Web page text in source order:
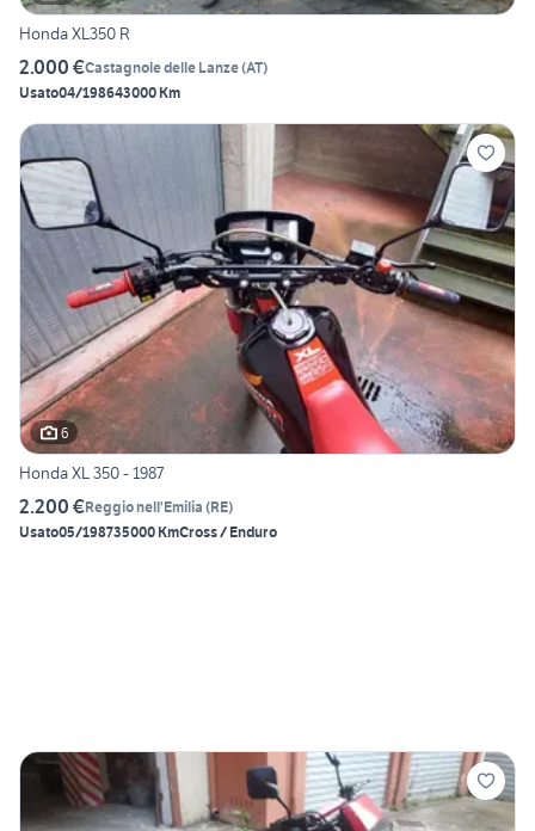
Honda XL350 R
2.000 €Castagnole delle Lanze(AT)
Usato04/198643000 Km
6
Honda XL 350 - 1987
2.200 €Reggio nell'Emilia (RE)
Usato05/198735000 KmCross / Enduro